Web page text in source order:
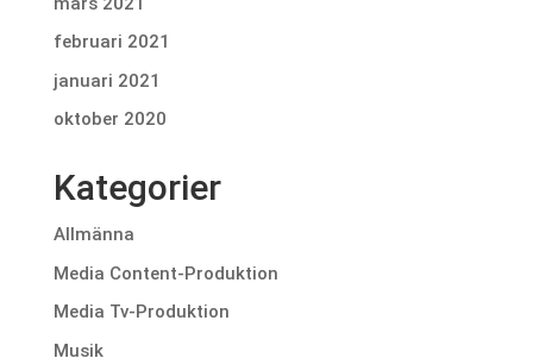
februari 2021
januari 2021
oktober 2020
Kategorier
Allmänna
Media Content-Produktion
Media Tv-Produktion
Musik